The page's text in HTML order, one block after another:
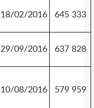
18/02/2016 645 333
29/09/2016 637 828
10/08/2016 579 959